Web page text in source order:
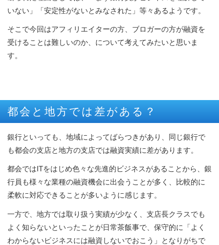
いない」「安定性がないとみなされた」等々あるようです。
そこで今回はアフィリエイターの方、ブロガーの方が融資を
受けることは難しいのか、について考えてみたいと思いま
す。
都会と地方では差がある？
銀行といっても、地域によってばらつきがあり、同じ銀行で
も都会の支店と地方の支店では融資実績に差があります。
都会ではITをはじめ色々な先進的ビジネスがあることから、銀
行員も様々な業種の融資機会に出会うことが多く、比較的に
柔軟に対応できることが多いように感じます。
一方で、地方では取り扱う実績が少なく、支店長クラスでも
よく知らないといったことが日常茶飯事で、保守的に「よく
わからないビジネスには融資しないでおこう」となりがちで